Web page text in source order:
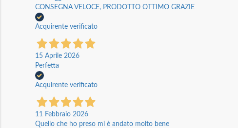
CONSEGNA VELOCE, PRODOTTO OTTIMO GRAZIE
Acquirente verificato
15 Aprile 2026
Perfetta
Acquirente verificato
11 Febbraio 2026
Quello che ho preso mi è andato molto bene